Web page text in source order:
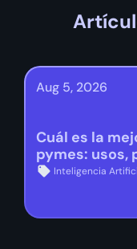
Aug 5, 2026
Cuál es la
pymes: usos,
Inteligencia